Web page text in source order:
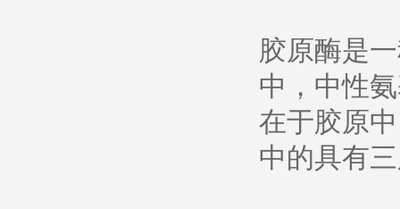
胶原酶是
中，中性
在于胶原
中的具有